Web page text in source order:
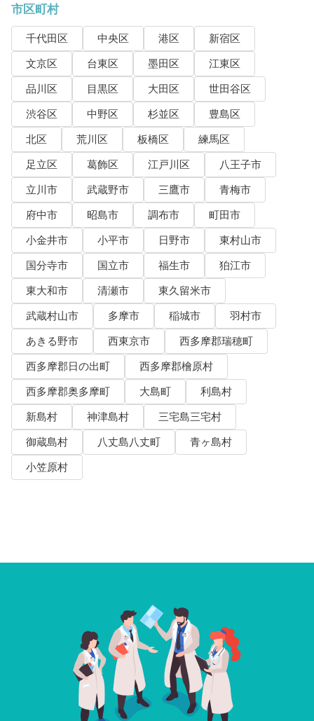
市区町村
千代田区 中央区 港区
新宿区
文京区
台東区 墨田区
江東区
品川区
目黒区 大田区
世田谷区
渋谷区
中野区 杉並区
豊島区
北区
荒川区 板橋区
練馬区
足立区
葛飾区 江戸川区
八王子市
立川市
武蔵野市 三鷹市
青梅市
府中市
昭島市 調布市
町田市
小金井市
小平市 日野市
東村山市
国分寺市
国立市 福生市
狛江市
東大和市
清瀬市
東久留米市
武蔵村山市
多摩市 稲城市
羽村市
あきる野市
西東京市
西多摩郡瑞穂町
西多摩郡日の出町
西多摩郡檜原村
西多摩郡奥多摩町
大島町
利島村
新島村
神津島村
三宅島三宅村
御蔵島村
八丈島八丈町
青ヶ島村
小笠原村